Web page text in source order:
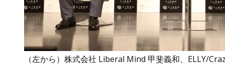
（左から）株式会社 Liberal Mind 甲斐義和、ELLY/